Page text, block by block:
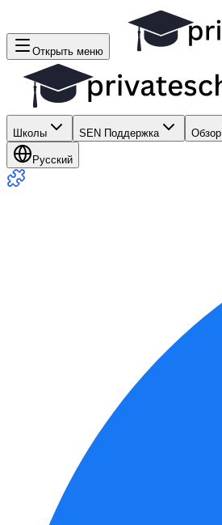
Открыть меню
Школы SEN Поддержка Обзор
Русский